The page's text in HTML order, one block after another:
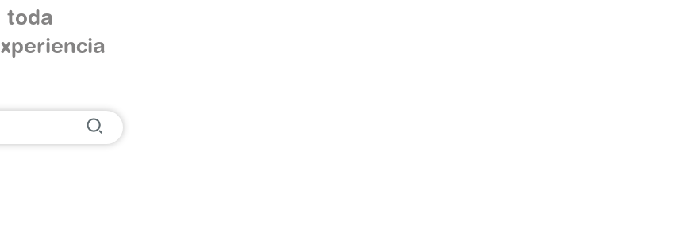
toda